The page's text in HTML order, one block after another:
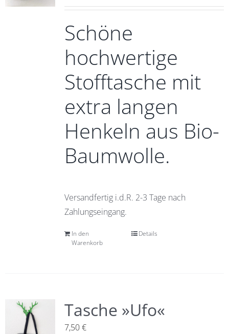
Schöne
hochwertige
Stofftasche mit
extra langen
Henkeln aus Bio-
Baumwolle.
Versandfertig i.d.R. 2-3 Tage nach
Zahlungseingang.
In den
Warenkorb
Details
Tasche »Ufo«
7,50€